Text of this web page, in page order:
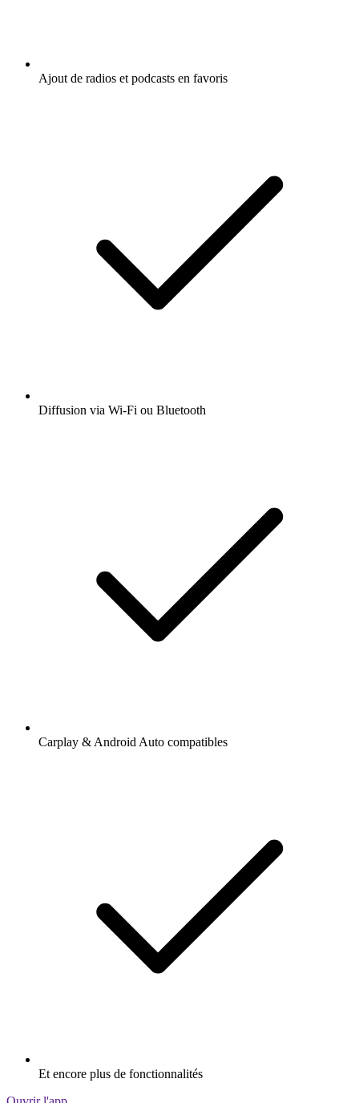
Ajout de radios et podcasts en favoris
Diffusion via Wi-Fi ou Bluetooth
Carplay & Android Auto compatibles
Et encore plus de fonctionnalités